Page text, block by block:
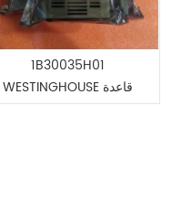
1B30035H01
WESTINGHOUSE قاعدة
التحكم في عملية الإباضة